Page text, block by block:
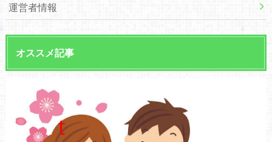
運営者情報
オススメ記事